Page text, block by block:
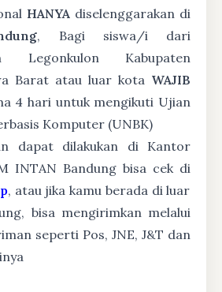
HANYA diselenggarakan di
, Bagi siswa/i dari
Legonkulon Kabupaten
Barat atau luar kota WAJIB
4 hari untuk mengikuti Ujian
Komputer (UNBK)
dapat dilakukan di Kantor
INTAN Bandung bisa cek di
, atau jika kamu berada di luar
bisa mengirimkan melalui
seperti Pos, JNE, J&T dan